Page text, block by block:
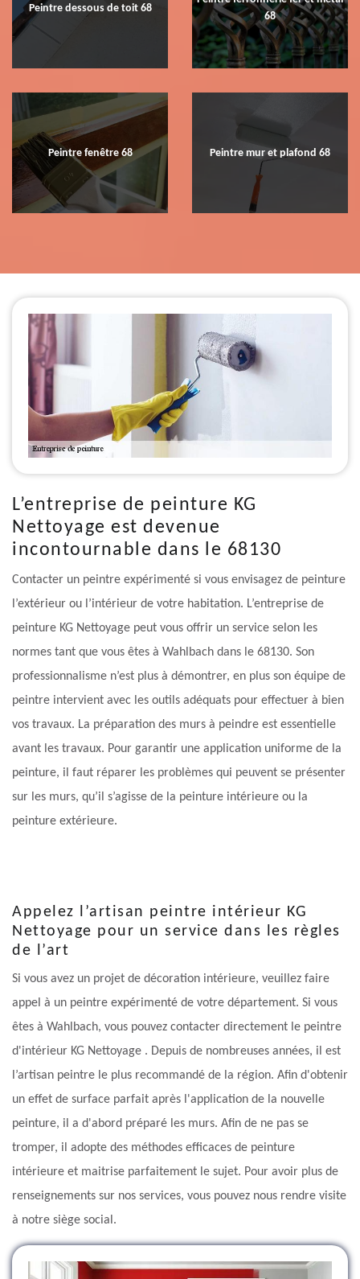
Peintre dessous de toit 68
68
Peintre fenêtre 68 Peintre mur et plafond 68
L’entreprise de peinture KG
Nettoyage est devenue
incontournable dans le 68130
Contacter un peintre expérimenté si vous envisagez de peinture
l’extérieur ou l’intérieur de votre habitation. L’entreprise de
peinture KG Nettoyage peut vous offrir un service selon les
normes tant que vous êtes à Wahlbach dans le 68130. Son
professionnalisme n’est plus à démontrer, en plus son équipe de
peintre intervient avec les outils adéquats pour effectuer à bien
vos travaux. La préparation des murs à peindre est essentielle
avant les travaux. Pour garantir une application uniforme de la
peinture, il faut réparer les problèmes qui peuvent se présenter
sur les murs, qu’il s’agisse de la peinture intérieure ou la
peinture extérieure.
Appelez l’artisan peintre intérieur KG
Nettoyage pour un service dans les règles
de l’art
Si vous avez un projet de décoration intérieure, veuillez faire
appel à un peintre expérimenté de votre département. Si vous
êtes à Wahlbach, vous pouvez contacter directement le peintre
d'intérieur KG Nettoyage . Depuis de nombreuses années, il est
l’artisan peintre le plus recommandé de la région. Afin d'obtenir
un effet de surface parfait après l'application de la nouvelle
peinture, il a d'abord préparé les murs. Afin de ne pas se
tromper, il adopte des méthodes efficaces de peinture
intérieure et maitrise parfaitement le sujet. Pour avoir plus de
renseignements sur nos services, vous pouvez nous rendre visite
à notre siège social.